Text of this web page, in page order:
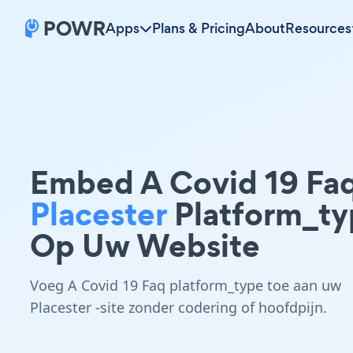
Apps Plans & PricingAboutResources
Embed A Covid 19
Placester
Op Uw Website
Voeg A Covid 19 Faq platform_type toe aan uw
Placester -site zonder codering of hoofdpijn.